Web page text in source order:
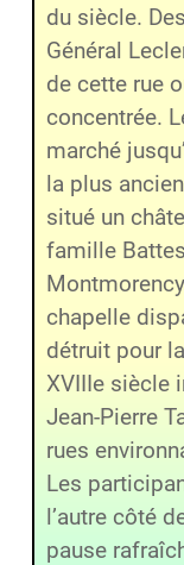
du siècle.
Général
de cette rue
concentrée.
marché
la plus
situé un
famille
chapelle
détruit pour
XVIIIe siècle
Jean-Pierre
rues
Les
l’autre côté
pause